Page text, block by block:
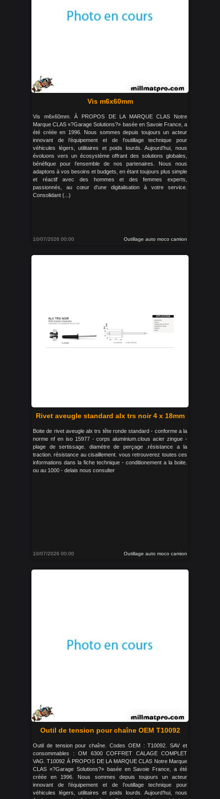
Vis m6x60mm
Vis m6x60mm. À PROPOS DE LA MARQUE CLAS Notre
Marque CLAS «?Garage Solutions?» basée en Savoie France, a
été créée en 1996. Nous sommes depuis toujours un acteur
innovant de l’équipement et de l’outillage technique pour
véhicules légers, utilitaires et poids lourds. Aujourd’hui, nous
évoluons vers un écosystème offrant des solutions globales,
bénéfique pour l’ensemble de nos partenaires. Nous nous
adaptons à vos besoins et budgets, en étant toujours plus simple
et réactif avec des hommes et des femmes experts,
passionnés, au cœur d’une digitalisation à votre service.
Consolidant (...)
10/07/2026 00:00 Outillage auto moco camion
Rivet aveugle standard alx trs noir 4 x 18mm
Boite de rivet aveugle alx trs tête ronde standard - conforme a la
norme nf en iso 15977 - corps aluminium.clous acier zingue -
plage de sertissage. diamètre de perçage .résistance a la
traction. résistance au cisaillement. vous retrouverez toutes ces
informations dans la fiche technique - conditionement a la boite.
ou au 1000 - delais nous consulter
10/07/2026 00:00 Outillage auto moco camion
Outil de tension pour chaîne OEM T10092
Outil de tension pour chaîne. Codes OEM : T10092. SAV et
consommables : OM 6300 COFFRET CALAGE COMPLET
VAG. T10092 À PROPOS DE LA MARQUE CLAS Notre Marque
CLAS «?Garage Solutions?» basée en Savoie France, a été
créée en 1996. Nous sommes depuis toujours un acteur
innovant de l’équipement et de l’outillage technique pour
véhicules légers, utilitaires et poids lourds. Aujourd’hui, nous